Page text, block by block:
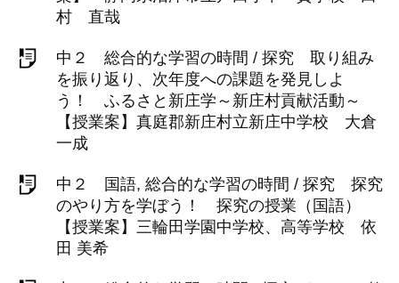
村 直哉
中２ 総合的な学習の時間 / 探究 取り組み
を振り返り、次年度への課題を発見しよ
う！ ふるさと新庄学～新庄村貢献活動～
【授業案】真庭郡新庄村立新庄中学校 大倉
一成
中２ 国語, 総合的な学習の時間 / 探究 探究
のやり方を学ぼう！ 探究の授業（国語）
【授業案】三輪田学園中学校、高等学校 依
田 美希